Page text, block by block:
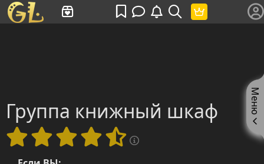
Группа книжный шкаф Меню